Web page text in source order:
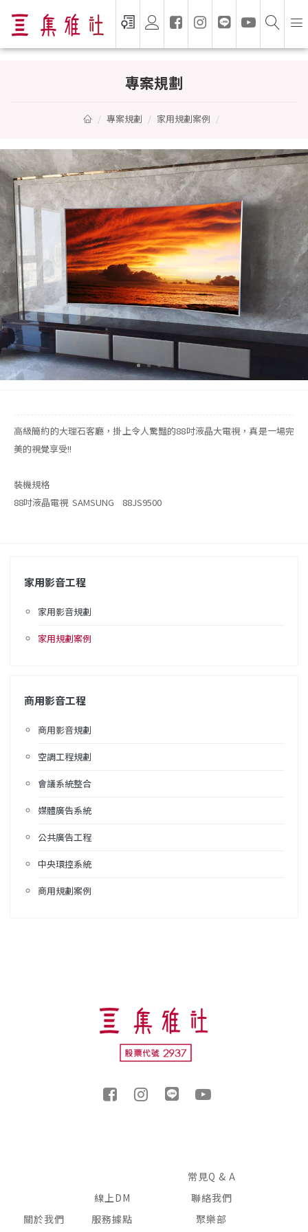
專案規劃
專案規劃 家用規劃案例
高級簡約的大理石客廳，掛上令人驚豔的88吋液晶大電視，真是一場完
美的視覺享受!!
裝機規格
88吋液晶電視 SAMSUNG 88JS9500
家用影音工程
家用影音規劃
家用規劃案例
商用影音工程
商用影音規劃
空調工程規劃
會議系統整合
媒體廣告系統
公共廣告工程
中央環控系統
商用規劃案例
關於我們
線上DM
服務據點
常見Q & A
聯絡我們
聚樂部